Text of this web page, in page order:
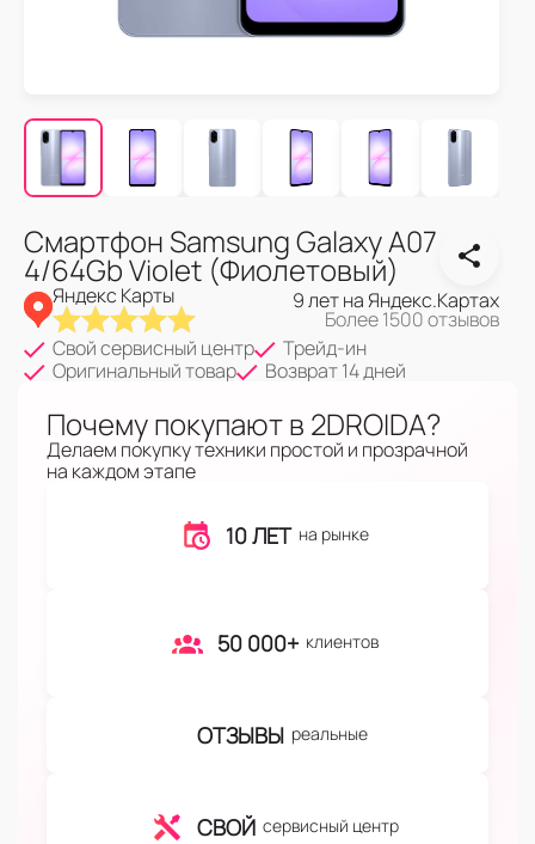
Смартфон Samsung Galaxy A07
4/64Gb Violet (Фиолетовый)
Яндекс Карты 9 лет на Яндекс.Картах
Более 1500 отзывов
Свой сервисный центр
Трейд-ин
Оригинальный товар
Возврат 14 дней
Почему покупают в 2DROIDA?
Делаем покупку техники простой и прозрачной
на каждом этапе
10 ЛЕТ на рынке
50 000+ клиентов
ОТЗЫВЫ реальные
СВОЙ сервисный центр